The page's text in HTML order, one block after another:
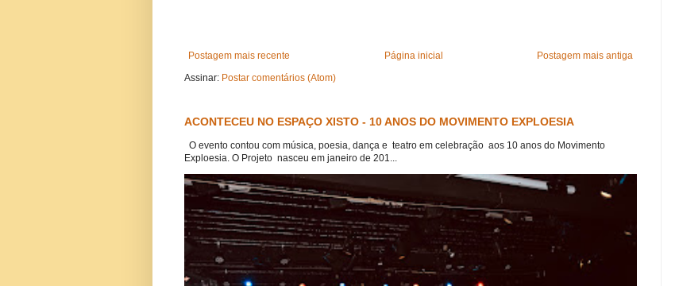
Postagem mais recente Postagem mais antiga
Página inicial
Assinar: Postar comentários (Atom)
ACONTECEU NO ESPAÇO XISTO - 10 ANOS DO MOVIMENTO EXPLOESIA
O evento contou com música, poesia, dança e teatro em celebração aos 10 anos do Movimento
Exploesia. O Projeto nasceu em janeiro de 201...